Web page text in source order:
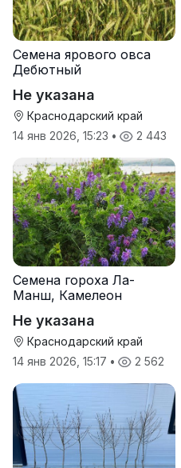
Семена ярового овса
Дебютный
Не указана
Краснодарский край
14 янв 2026, 15:23 • 2 443
Семена гороха Ла-
Манш, Камелеон
Не указана
Краснодарский край
14 янв 2026, 15:17 • 2 562